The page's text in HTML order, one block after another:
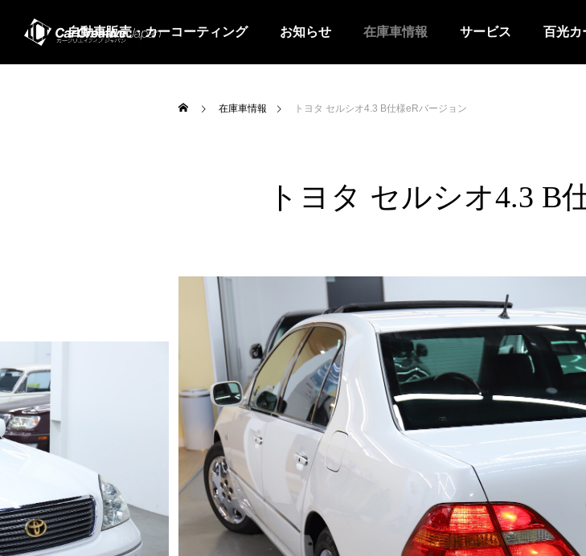
自動車販売・カーコーティング お知らせ 在庫車情報 サービス 百光カ
在庫車情報 トヨタ セルシオ4.3 B仕様eRバージョン
トヨタ セルシオ4.3 B